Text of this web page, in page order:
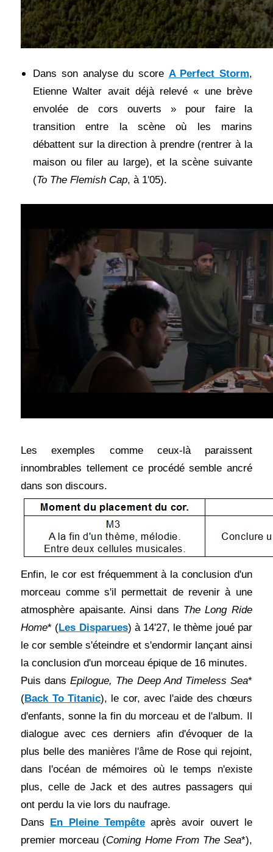
Dans son analyse du score A Perfect Storm,
Etienne Walter avait déjà relevé « une brève
envolée de cors ouverts » pour faire la
transition entre la scène où les marins
débattent sur la direction à prendre (rentrer à la
maison ou filer au large), et la scène suivante
(To The Flemish Cap, à 1'05).
Les exemples comme ceux-là paraissent
innombrables tellement ce procédé semble ancré
dans son discours.
Enfin, le cor est fréquemment à la conclusion d'un
morceau comme s'il permettait de revenir à une
atmosphère apaisante. Ainsi dans The Long Ride
Home* (Les Disparues) à 14'27, le thème joué par
le cor semble s'éteindre et s'endormir lançant ainsi
la conclusion d'un morceau épique de 16 minutes.
Puis dansEpilogue, The Deep And Timeless Sea*
(Back To Titanic), le cor, avec l'aide des chœurs
d'enfants, sonne la fin du morceau et de l'album. Il
dialogue avec ces derniers afin d'évoquer de la
plus belle des manières l'âme de Rose qui rejoint,
dans l'océan de mémoires où le temps n'existe
plus, celle de Jack et des autres passagers qui
ont perdu la vie lors du naufrage.
Dans En Pleine Tempêteaprès avoir ouvert le
premier morceau (Coming Home From The Sea*),